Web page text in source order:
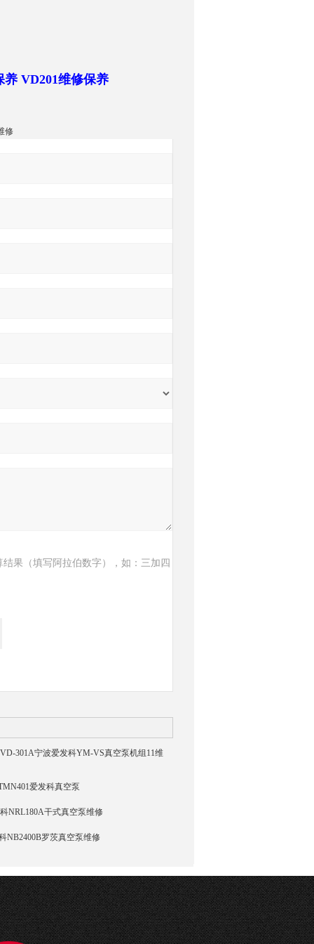
养VD201维修保养
修
结果（填写阿拉伯数字），如：三加四
301A宁波爱发科YM-VS真空泵机组11维
爱发科真空泵
NRL180A干式真空泵维修
NB2400B罗茨真空泵维修